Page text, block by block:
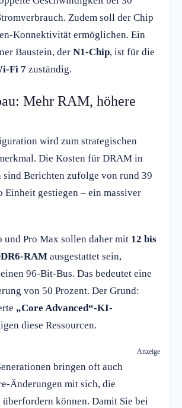
Zudem soll der Chip
Konnektivität ermöglichen. Ein
Baustein, der N1-Chip, ist für die
Fi 7 zuständig.
Mehr RAM, höhere
wird zum strategischen
Die Kosten für DRAM in
sind Berichten zufolge von rund 39
Einheit gestiegen – ein massiver
und Pro Max sollen daher mit 12 bis
RAM ausgestattet sein,
96-Bit-Bus. Das bedeutet eine
von 50 Prozent. Der Grund:
„Core Advanced“-KI-
diese Ressourcen.
Anzeige
bringen oft auch
Änderungen mit sich, die
können. Damit Sie bei